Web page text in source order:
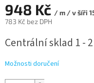
948 Kč / m / v šíři
783 Kč bez DPH
cena:
Centrální sklad 1 -
Možnosti doručení